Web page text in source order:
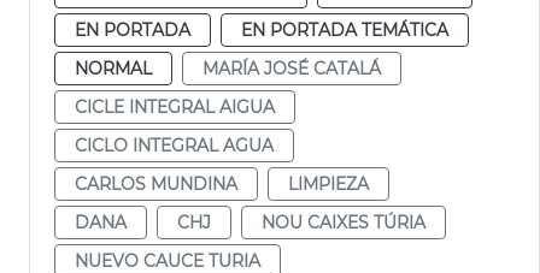
EN PORTADA
EN PORTADA TEMÁTICA
NORMAL
MARÍA JOSÉ CATALÁ
CICLE INTEGRAL AIGUA
CICLO INTEGRAL AGUA
CARLOS MUNDINA
LIMPIEZA
DANA
CHJ
NOU CAIXES TÚRIA
NUEVO CAUCE TURIA